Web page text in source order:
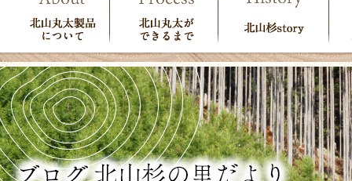
北山丸太製品につい
て
北山丸太ができる
まで
北山杉story
使
で
ン